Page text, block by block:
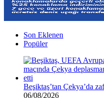
Son Eklenen
Popüler
Beşiktaş’tan Çekya’da
06/08/2026